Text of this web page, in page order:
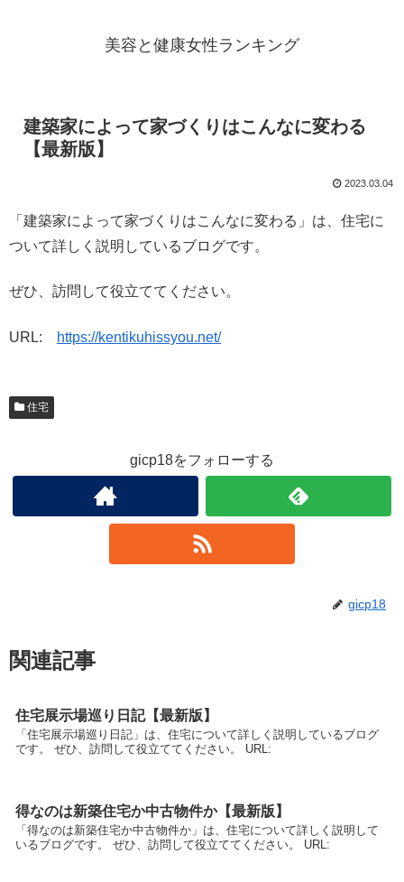
美容と健康女性ランキング
建築家によって家づくりはこんなに変わる
【最新版】
2023.03.04
「建築家によって家づくりはこんなに変わる」は、住宅に
ついて詳しく説明しているブログです。
ぜひ、訪問して役立ててください。
URL: https://kentikuhissyou.net/
住宅
gicp18をフォローする
gicp18
関連記事
住宅展示場巡り日記【最新版】
「住宅展示場巡り日記」は、住宅について詳しく説明しているブログ
です。 ぜひ、訪問して役立ててください。 URL:
得なのは新築住宅か中古物件か【最新版】
「得なのは新築住宅か中古物件か」は、住宅について詳しく説明して
いるブログです。 ぜひ、訪問して役立ててください。 URL: